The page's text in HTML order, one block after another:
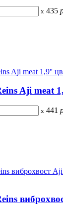
x 435
Aji meat
x 441